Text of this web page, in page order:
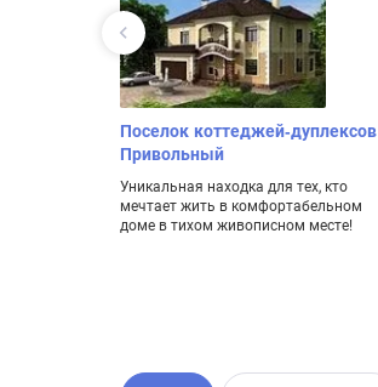
Поселок коттеджей-дуплексов
Привольный
Уникальная находка для тех, кто
мечтает жить в комфортабельном
доме в тихом живописном месте!